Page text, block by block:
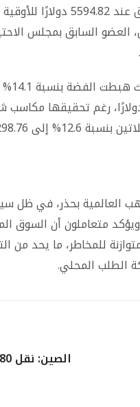
وكان الذهب قد سجل مستوى
العضو السابق بمجلس
العالمية بحذر، في ظل
متعاملون أن السوق
للمخاطر، ما يحد من
الطلب المحلي.